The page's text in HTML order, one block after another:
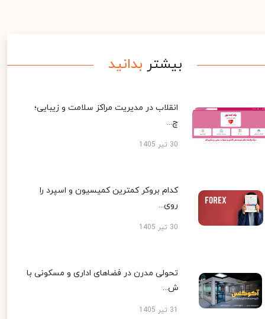
بیشتر بدانید
انقلاب در مدیریت مراکز سلامت و زیبایی؛
چ...
30 تیر 1405
کدام بروکر کمترین کمیسیون و اسپرد را
روی...
30 تیر 1405
تحولی مدرن در فضاهای اداری و مسکونی با
ش...